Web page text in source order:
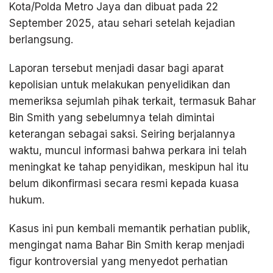
Kota/Polda Metro Jaya dan dibuat pada 22
September 2025, atau sehari setelah kejadian
berlangsung.
Laporan tersebut menjadi dasar bagi aparat
kepolisian untuk melakukan penyelidikan dan
memeriksa sejumlah pihak terkait, termasuk Bahar
Bin Smith yang sebelumnya telah dimintai
keterangan sebagai saksi. Seiring berjalannya
waktu, muncul informasi bahwa perkara ini telah
meningkat ke tahap penyidikan, meskipun hal itu
belum dikonfirmasi secara resmi kepada kuasa
hukum.
Kasus ini pun kembali memantik perhatian publik,
mengingat nama Bahar Bin Smith kerap menjadi
figur kontroversial yang menyedot perhatian